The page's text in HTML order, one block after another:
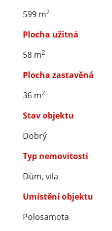
599 m2
Plocha užitná
58 m2
Plocha zastavěná
36 m2
Stav objektu
Dobrý
Typ nemovitosti
Dům, vila
Umístění objektu
Polosamota